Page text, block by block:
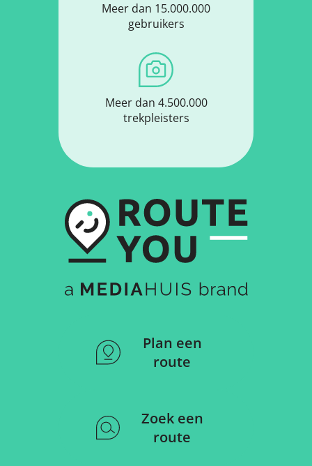
Meer dan 15.000.000
gebruikers
Meer dan 4.500.000
trekpleisters
Plan een
route
Zoek een
route